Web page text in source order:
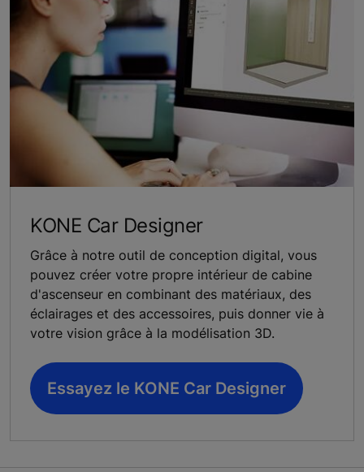
KONE Car Designer
Grâce à notre outil de conception digital, vous
pouvez créer votre propre intérieur de cabine
d'ascenseur en combinant des matériaux, des
éclairages et des accessoires, puis donner vie à
votre vision grâce à la modélisation 3D.
Essayez le KONE Car Designer